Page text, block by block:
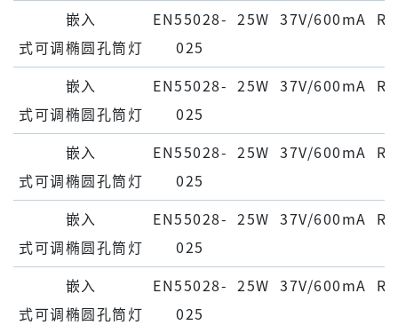
嵌⼊
式可调椭圆孔筒灯
EN55028-
025
25W 37V/600mA
嵌⼊
式可调椭圆孔筒灯
EN55028-
025
25W 37V/600mA
嵌⼊
式可调椭圆孔筒灯
EN55028-
025
25W 37V/600mA
嵌⼊
式可调椭圆孔筒灯
EN55028-
025
25W 37V/600mA
嵌⼊
式可调椭圆孔筒灯
EN55028-
025
25W 37V/600mA